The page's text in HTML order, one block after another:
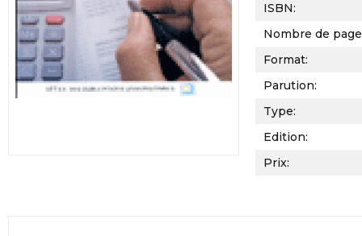
ISBN:
Nombre de
Format:
Parution:
Type:
Edition:
Prix: